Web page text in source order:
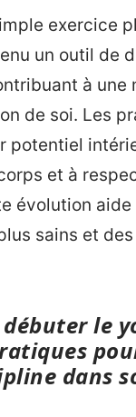
exercice
un outil de
à une
de soi. Les
potentiel
et à
évolution
sains et
le
dans